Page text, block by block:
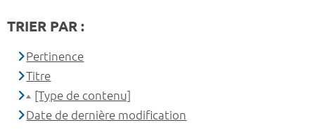
TRIER PAR :
Pertinence
Titre
[Type de contenu]
Date de dernière modification